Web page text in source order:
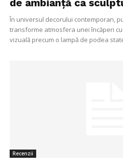
de ambianță ca
În universul decorului contemporan,
transforme atmosfera unei încăperi
vizuală precum o lampă de podea
Recenzii